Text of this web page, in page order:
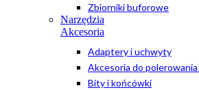
Zbiorniki buforowe
Narzędzia
Akcesoria
Adaptery i uchwyty
Akcesoria do polerowania
Bity i końcówki